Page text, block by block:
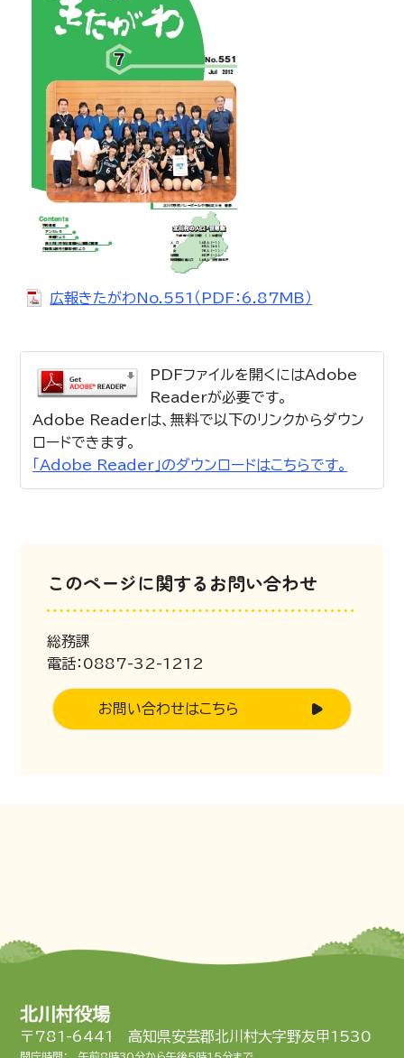
広報きたがわNo.551（PDF：6.87MB）
PDFファイルを開くにはAdobe
Readerが必要です。
Adobe Readerは、無料で以下のリンクからダウン
ロードできます。
「Adobe Reader」のダウンロードはこちらです。
このページに関するお問い合わせ
総務課
電話：0887-32-1212
お問い合わせはこちら
北川村役場
〒781-6441 高知県安芸郡北川村大字野友甲1530